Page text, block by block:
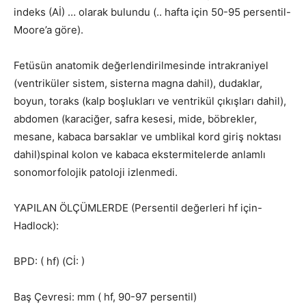
indeks (Aİ) … olarak bulundu (.. hafta için 50-95 persentil-
Moore’a göre).
Fetüsün anatomik değerlendirilmesinde intrakraniyel
(ventriküler sistem, sisterna magna dahil), dudaklar,
boyun, toraks (kalp boşlukları ve ventrikül çıkışları dahil),
abdomen (karaciğer, safra kesesi, mide, böbrekler,
mesane, kabaca barsaklar ve umblikal kord giriş noktası
dahil)spinal kolon ve kabaca ekstermitelerde anlamlı
sonomorfolojik patoloji izlenmedi.
YAPILAN ÖLÇÜMLERDE (Persentil değerleri hf için-
Hadlock):
BPD: ( hf) (Cİ: )
Baş Çevresi: mm ( hf, 90-97 persentil)